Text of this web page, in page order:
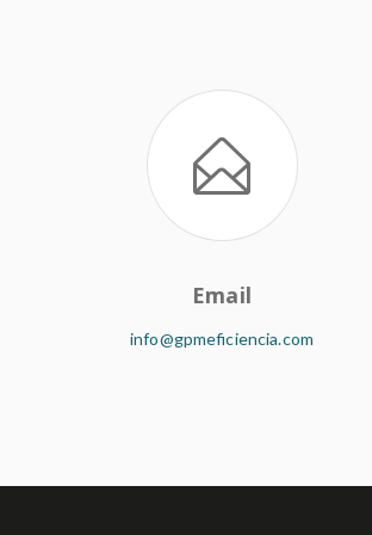
Email
info@gpmeficiencia.com